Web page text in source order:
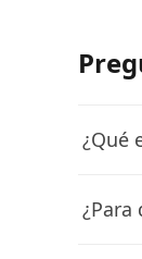
¿Qué
¿Para